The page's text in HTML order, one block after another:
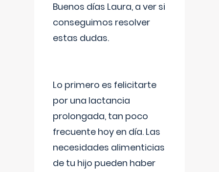
Buenos días Laura, a ver si
conseguimos resolver
estas dudas.
Lo primero es felicitarte
por una lactancia
prolongada, tan poco
frecuente hoy en día. Las
necesidades alimenticias
de tu hijo pueden haber